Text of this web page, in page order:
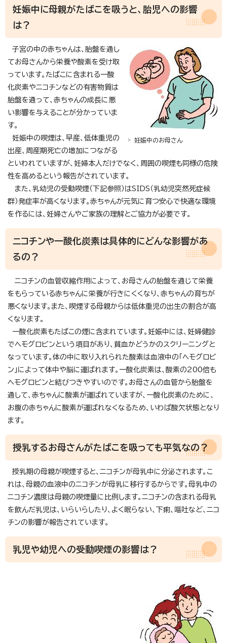
妊娠中に母親がたばこを吸うと、胎児への影響
は？
妊娠中のお母さん
子宮の中の赤ちゃんは、胎盤を通し
てお母さんから栄養や酸素を受け取
っています。たばこに含まれる一酸
化炭素やニコチンなどの有害物質は
胎盤を通って、赤ちゃんの成長に悪
い影響を与えることが分かっていま
す。
妊娠中の喫煙は、早産、低体重児の
出産、周産期死亡の増加につながる
といわれていますが、妊婦本人だけでなく、周囲の喫煙も同様の危険
性を高めるという報告がされています。
また、乳幼児の受動喫煙（下記参照）はSIDS（乳幼児突然死症候
群）発症率が高くなります。赤ちゃんが元気に育つ安心で快適な環境
を作るには、妊婦さんやご家族の理解とご協力が必要です。
ニコチンや一酸化炭素は具体的にどんな影響があ
るの？
ニコチンの血管収縮作用によって、お母さんの胎盤を通じて栄養
をもらっている赤ちゃんに栄養が行きにくくなり、赤ちゃんの育ちが
悪くなります。また、喫煙する母親からは低体重児の出生の割合が高
くなります。
一酸化炭素もたばこの煙に含まれています。妊娠中には、妊婦健診
でヘモグロビンという項目があり、貧血かどうかのスクリーニングと
なっています。体の中に取り入れられた酸素は血液中の「ヘモグロビ
ン」によって体中や脳に運ばれます。一酸化炭素は、酸素の200倍も
ヘモグロビンと結びつきやすいのです。お母さんの血管から胎盤を
通して、赤ちゃんに酸素が運ばれていますが、一酸化炭素のために、
お腹の赤ちゃんに酸素が運ばれなくなるため、いわば酸欠状態となり
ます。
授乳するお母さんがたばこを吸っても平気なの？
授乳期の母親が喫煙すると、ニコチンが母乳中に分泌されます。こ
れは、母親の血液中のニコチンが母乳に移行するからです。母乳中の
ニコチン濃度は母親の喫煙量に比例します。ニコチンの含まれる母乳
を飲んだ乳児は、いらいらしたり、よく眠らない、下痢、嘔吐など、ニコ
チンの影響が報告されています。
乳児や幼児への受動喫煙の影響は？